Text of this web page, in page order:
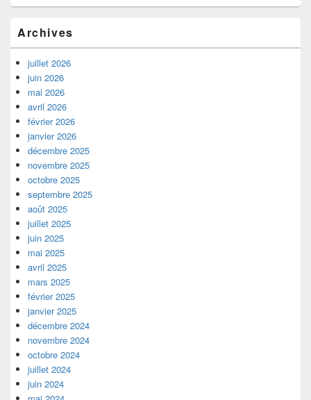
Archives
juillet 2026
juin 2026
mai 2026
avril 2026
février 2026
janvier 2026
décembre 2025
novembre 2025
octobre 2025
septembre 2025
août 2025
juillet 2025
juin 2025
mai 2025
avril 2025
mars 2025
février 2025
janvier 2025
décembre 2024
novembre 2024
octobre 2024
juillet 2024
juin 2024